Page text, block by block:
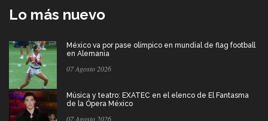
Lo más nuevo
México va por pase olímpico en mundial de flag football
en Alemania
07 Agosto 2026
Música y teatro: EXATEC en el elenco de El Fantasma
de la Ópera México
07 Agosto 2026